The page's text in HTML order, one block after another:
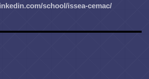
school/issea-cemac/